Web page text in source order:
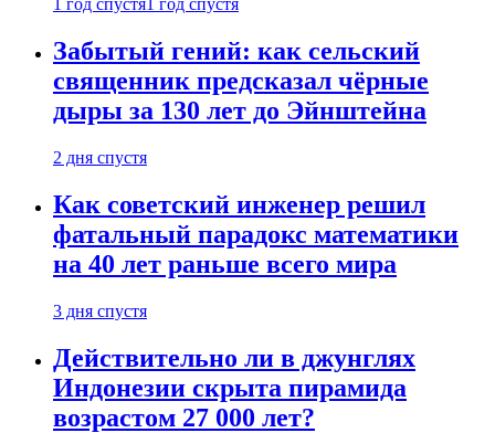
1 год спустя 1 год спустя
Забытый гений: как сельский
священник предсказал чёрные
дыры за 130 лет до Эйнштейна
2 дня спустя
Как советский инженер решил
фатальный парадокс математики
на 40 лет раньше всего мира
3 дня спустя
Действительно ли в джунглях
Индонезии скрыта пирамида
возрастом 27 000 лет?